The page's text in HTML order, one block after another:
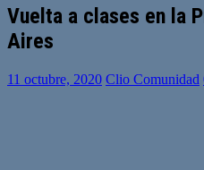
Vuelta a clases en la
Aires
11 octubre, 2020 Clio Comunidad